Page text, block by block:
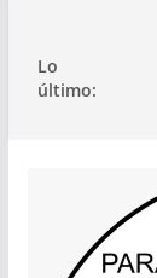
contenido
Lo
último: